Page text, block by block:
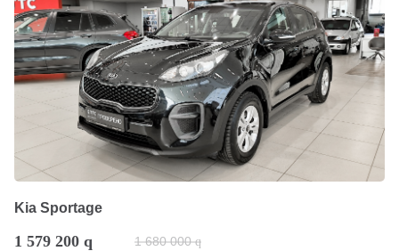
Kia Sportage
1 579 200 q 1 680 000 q